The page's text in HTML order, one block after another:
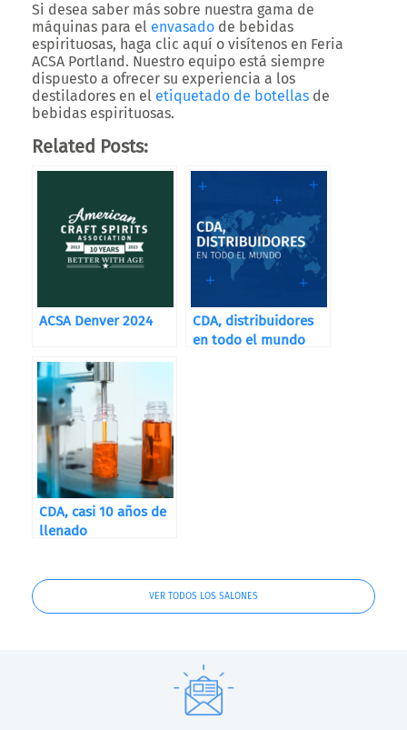
Si desea saber más sobre nuestra gama de
máquinas para el envasado de bebidas
espirituosas, haga clic aquí o visítenos en Feria
ACSA Portland. Nuestro equipo está siempre
dispuesto a ofrecer su experiencia a los
destiladores en el etiquetado de botellas de
bebidas espirituosas.
Related Posts:
ACSA Denver 2024
CDA, distribuidores
en todo el mundo
CDA, casi 10 años de
llenado
VER TODOS LOS SALONES